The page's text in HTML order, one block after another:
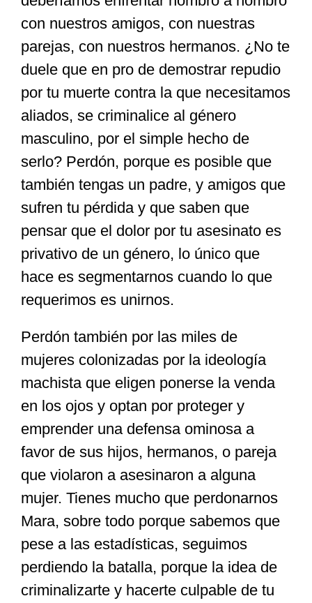
con nuestros amigos, con nuestras
parejas, con nuestros hermanos. ¿No te
duele que en pro de demostrar repudio
por tu muerte contra la que necesitamos
aliados, se criminalice al género
masculino, por el simple hecho de
serlo? Perdón, porque es posible que
también tengas un padre, y amigos que
sufren tu pérdida y que saben que
pensar que el dolor por tu asesinato es
privativo de un género, lo único que
hace es segmentarnos cuando lo que
requerimos es unirnos.
Perdón también por las miles de
mujeres colonizadas por la ideología
machista que eligen ponerse la venda
en los ojos y optan por proteger y
emprender una defensa ominosa a
favor de sus hijos, hermanos, o pareja
que violaron a asesinaron a alguna
mujer. Tienes mucho que perdonarnos
Mara, sobre todo porque sabemos que
pese a las estadísticas, seguimos
perdiendo la batalla, porque la idea de
criminalizarte y hacerte culpable de tu